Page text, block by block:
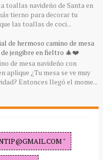
toallas navideño de Santa en
tierno para decorar tu
las toallas de coci...
de hermoso camino de mesa
jengibre en fieltro 🎄❤️
de mesa navideño con
aplique ¿Tu mesa se ve muy
Entonces llegó el mome...
"